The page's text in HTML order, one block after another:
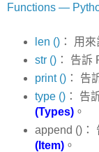
Functions —
len ()： 用來
str ()： 告訴
print ()： 告
type ()： 告
(Types)。
append ()：
(Item)。